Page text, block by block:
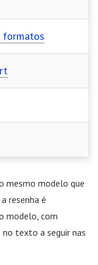
formatos
mesmo modelo que
resenha é
modelo, com
no texto a seguir nas